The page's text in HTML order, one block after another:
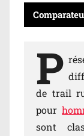
P
de trail
pour
sont